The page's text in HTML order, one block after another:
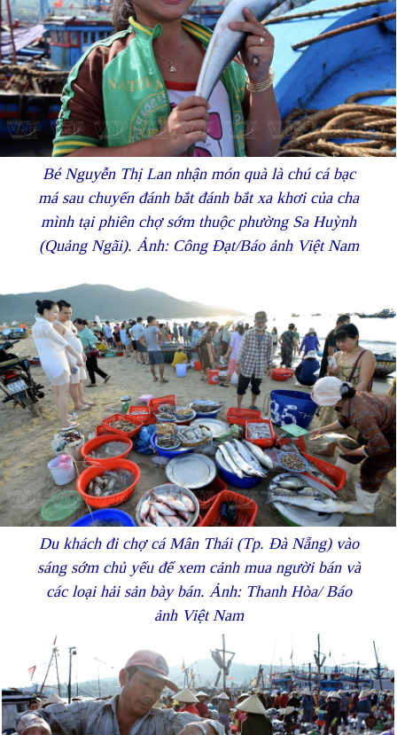
Bé Nguyễn Thị Lan nhận món quà là chú cá bạc
má sau chuyến đánh bắt đánh bắt xa khơi của cha
mình tại phiên chợ sớm thuộc phường Sa Huỳnh
(Quảng Ngãi). Ảnh: Công Đạt/Báo ảnh Việt Nam
Du khách đi chợ cá Mân Thái (Tp. Đà Nẵng) vào
sáng sớm chủ yếu để xem cảnh mua người bán và
các loại hải sản bày bán. Ảnh: Thanh Hòa/ Báo
ảnh Việt Nam